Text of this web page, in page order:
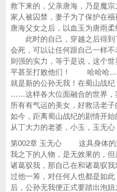
救下来的，父亲唐海，乃是魔
家人被囚禁，妻子为了保护在
唐海父女之后，以血玉为唐雨柔
此时的自己，穿越之后得到
会死，可以让任何跟自己一样
则强的实力，等于是说，这个
平甚至打败他们！ 哈哈哈
就是新的公孙无我！在蜀山战
……这样各大位面融合的世界，
所有有气运的美女，好救活
如今，距离蜀山战纪的剧情开
从丁大力的老婆，小玉，玉无心
第002章 玉无心 这具身体的
我之下的人物，是无效果的，
诸葛驭我，那自己在和诸葛驭
过他一筹，对任何人也都是
后，公孙无我便正式要踏出